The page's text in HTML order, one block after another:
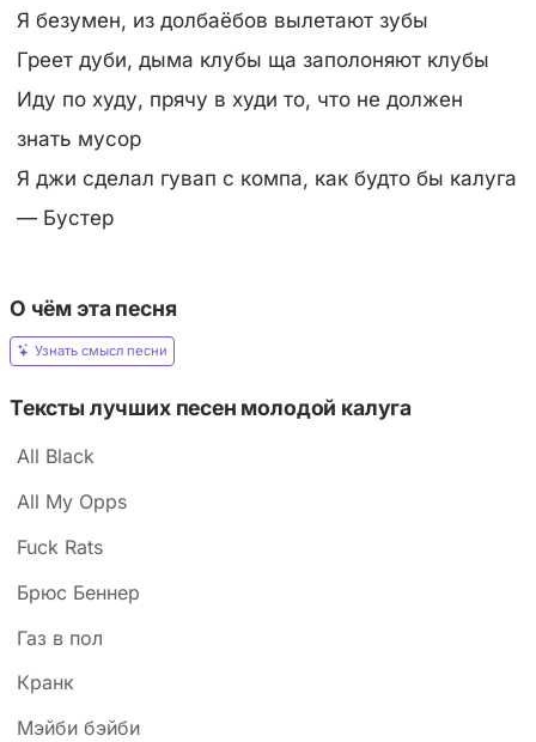
Я безумен, из долбаёбов вылетают зубы
Греет дуби, дыма клубы ща заполоняют клубы
Иду по худу, прячу в худи то, что не должен
знать мусор
Я джи сделал гувап с компа, как будто бы калуга
— Бустер
О чём эта песня
Узнать смысл песни
Тексты лучших песен молодой калуга
All Black
All My Opps
Fuck Rats
Брюс Беннер
Газ в пол
Кранк
Мэйби бэйби